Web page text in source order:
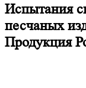
Испытания
песчаных
Продукция